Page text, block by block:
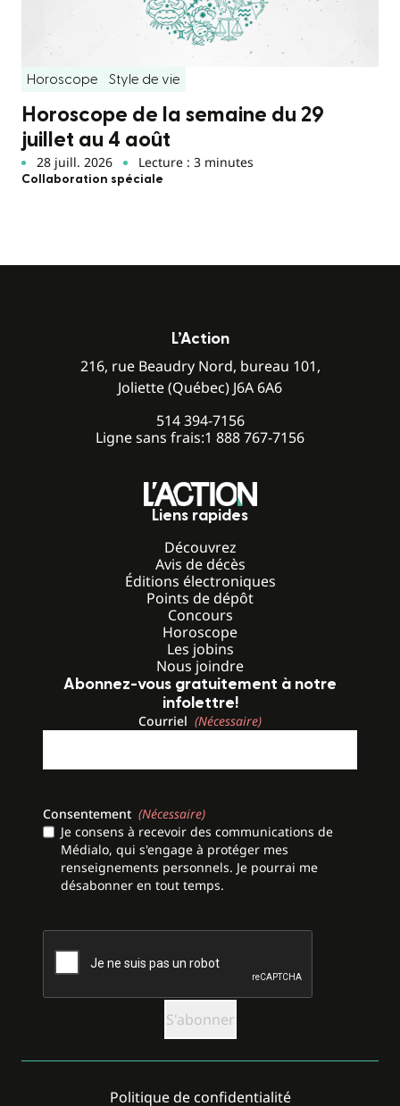
Horoscope Style de vie
Horoscope de la semaine du 29
juillet au 4 août
28 juill. 2026 Lecture : 3 minutes
Collaboration spéciale
L’Action
216, rue Beaudry Nord, bureau 101,
Joliette (Québec) J6A 6A6
514 394-7156
Ligne sans frais:1 888 767-7156
Liens rapides
Découvrez
Avis de décès
Éditions électroniques
Points de dépôt
Concours
Horoscope
Les jobins
Nous joindre
Abonnez-vous gratuitement à notre
infolettre!
Courriel (Nécessaire)
Consentement (Nécessaire)
Je consens à recevoir des communications de
Médialo, qui s'engage à protéger mes
renseignements personnels. Je pourrai me
désabonner en tout temps.
Politique de confidentialité